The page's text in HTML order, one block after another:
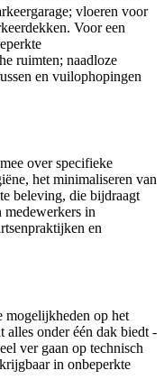
vloeren voor
Voor een
ruimten; naadloze
en vuilophopingen
over specifieke
het minimaliseren van
beleving, die bijdraagt
medewerkers in
en
mogelijkheden op het
alles onder één dak biedt -
ver gaan op technisch
in onbeperkte